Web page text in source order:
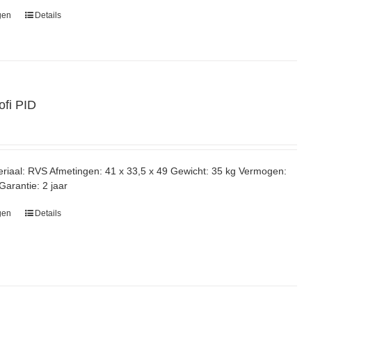
Details
PID
RVS Afmetingen: 41 x 33,5 x 49 Gewicht: 35 kg Vermogen:
2 jaar
Details